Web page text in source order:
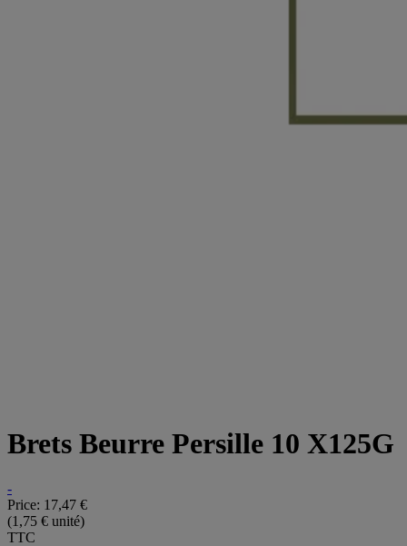
Brets Beurre Persille 10 X125G
-
Price: 17,47 €
(1,75 € unité)
TTC